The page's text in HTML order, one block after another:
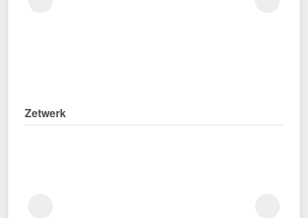
Zetwerk